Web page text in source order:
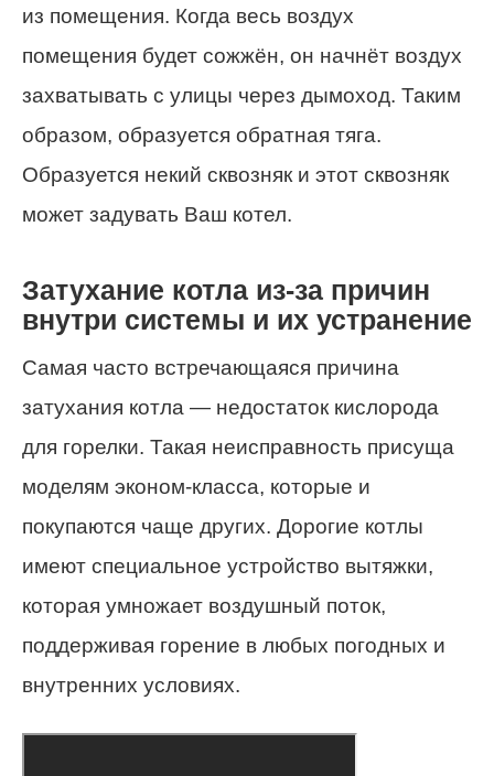
из помещения. Когда весь воздух
помещения будет сожжён, он начнёт воздух
захватывать с улицы через дымоход. Таким
образом, образуется обратная тяга.
Образуется некий сквозняк и этот сквозняк
может задувать Ваш котел.
Затухание котла из-за причин
внутри системы и их устранение
Самая часто встречающаяся причина
затухания котла — недостаток кислорода
для горелки. Такая неисправность присуща
моделям эконом-класса, которые и
покупаются чаще других. Дорогие котлы
имеют специальное устройство вытяжки,
которая умножает воздушный поток,
поддерживая горение в любых погодных и
внутренних условиях.